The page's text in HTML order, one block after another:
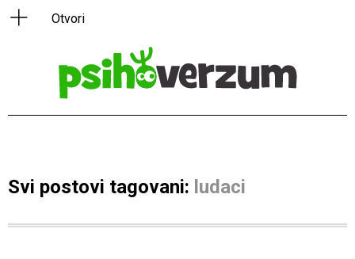
Svi postovi tagovani: ludaci